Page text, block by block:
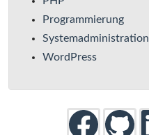
Programmierung
Systemadministration
WordPress